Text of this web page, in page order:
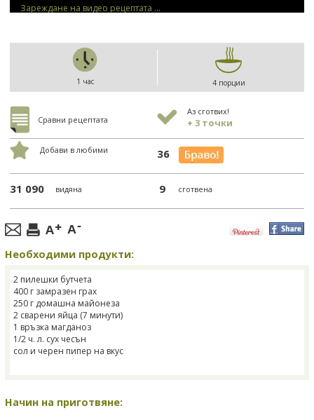
Зареждане на видео рецептата ...
1 час 4 порции
Сравни рецептата
Аз сготвих!
+ 3 точки
Добави в любими 36
31 090 видяна 9 сготвена
Необходими продукти:
2 пилешки бутчета
400 г замразен грах
250 г домашна майонеза
2 сварени яйца (7 минути)
1 връзка магданоз
1/2 ч. л. сух чесън
сол и черен пипер на вкус
Начин на приготвяне: